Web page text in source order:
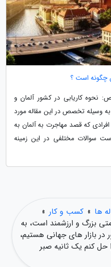
چگونه است ؟
نحوه کاریابی در کشور آلمان و
به وسیله تخصص در این مقاله مورد
افرادی که قصد مهاجرت به آلمان به
سوالات مختلفی در این زمینه
ها » کسب و کار »
بزرگ و ارزشمند است، به
در بازار های جهانی هستیم،
حل کنم یک ثانیه صبر